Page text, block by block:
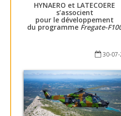
HYNAERO et LATECOERE
s’associent
pour le développement
du programme Fregate-
30-